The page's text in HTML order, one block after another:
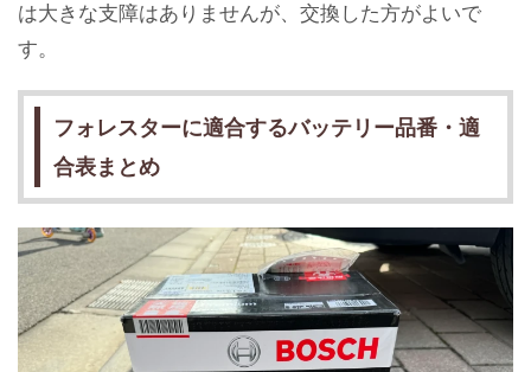
は大きな支障はありませんが、交換した方がよいで
す。
フォレスターに適合するバッテリー品番・適
合表まとめ